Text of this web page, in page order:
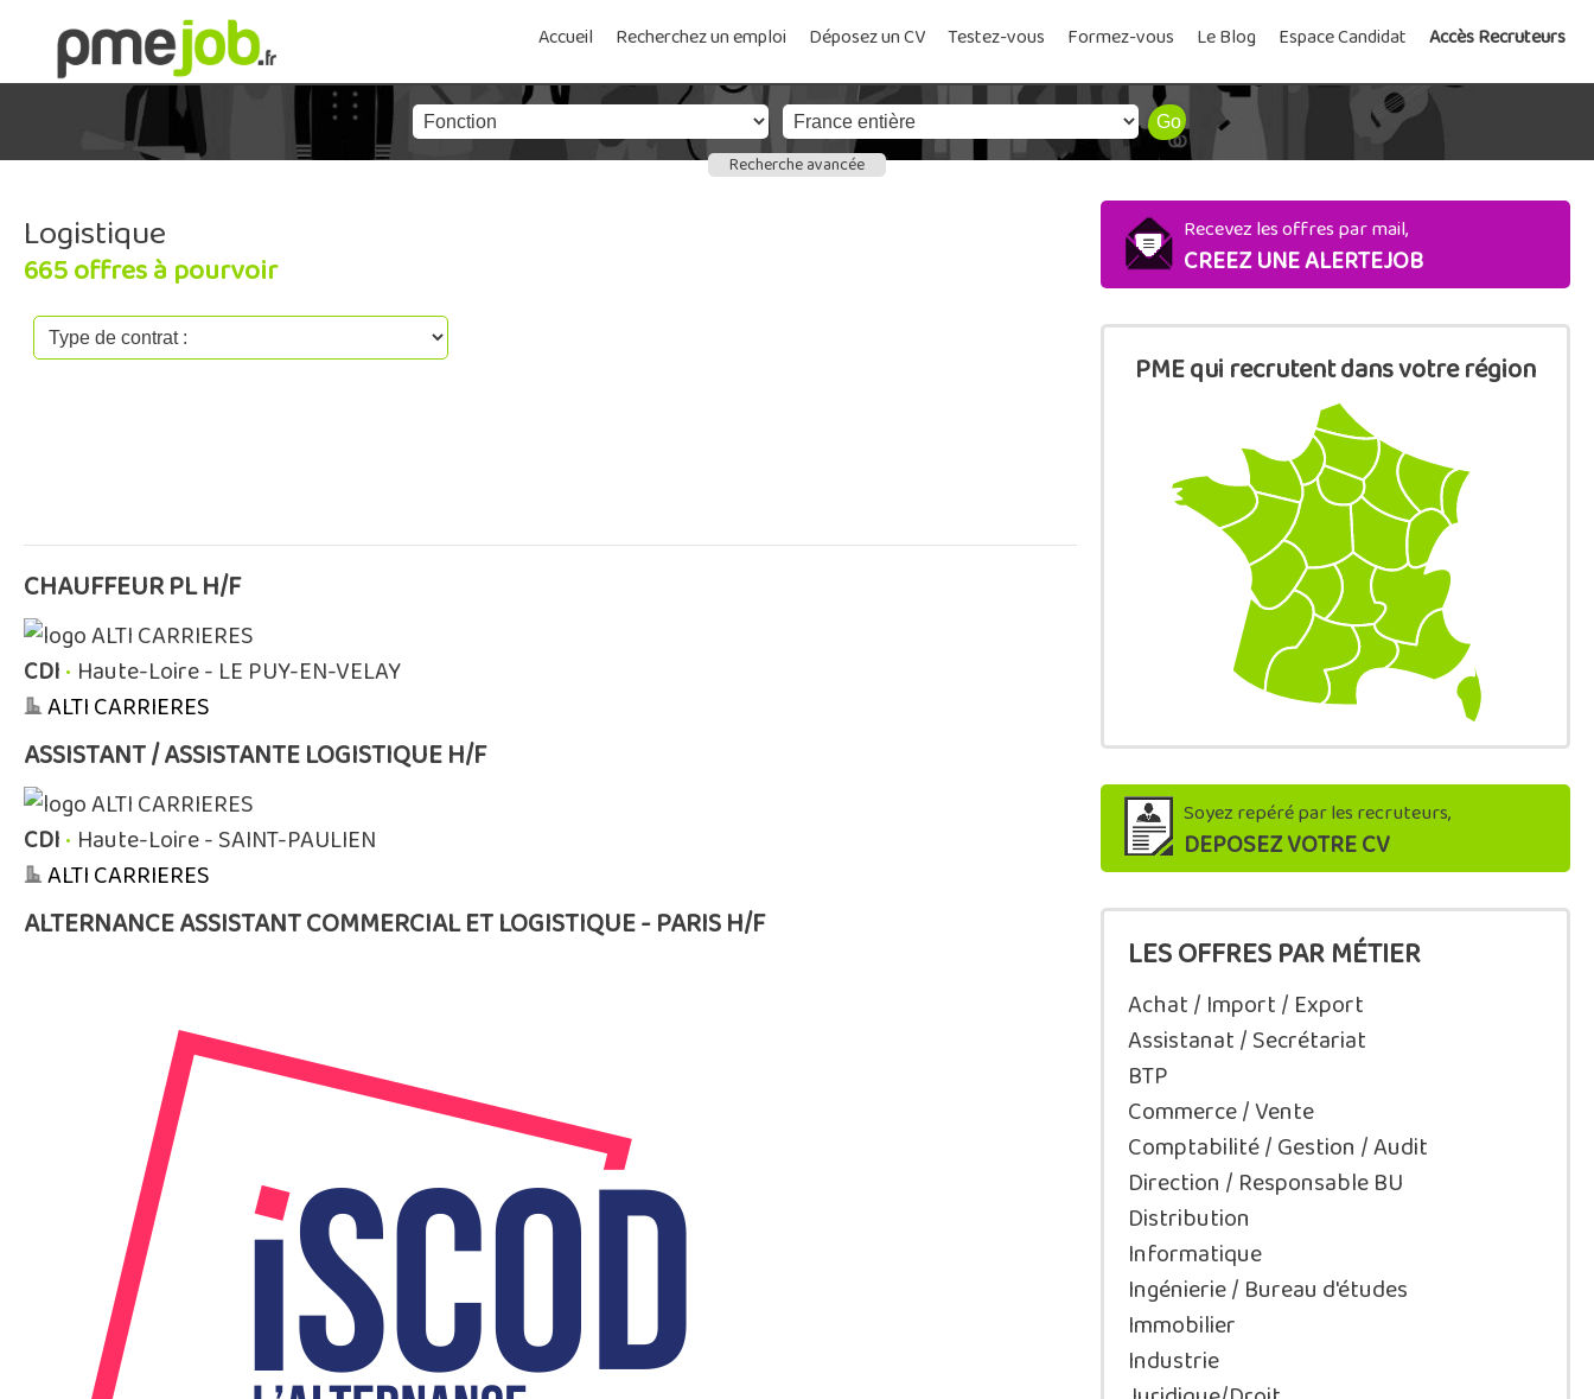
Accueil Recherchez un emploi Déposez un CV Testez-vous Formez-vous Le Blog Espace Candidat Accès Recruteurs
Recherche avancée
Logistique
665 offres à pourvoir
CHAUFFEUR PL H/F
CDI• Haute-Loire - LE PUY-EN-VELAY
ALTI CARRIERES
ASSISTANT / ASSISTANTE LOGISTIQUE H/F
CDI• Haute-Loire - SAINT-PAULIEN
ALTI CARRIERES
ALTERNANCE ASSISTANT COMMERCIAL ET LOGISTIQUE - PARIS H/F
Recevez les offres par mail,
CREEZ UNE ALERTEJOB
PME qui recrutent dans votre région
Soyez repéré par les recruteurs,
DEPOSEZ VOTRE CV
LES OFFRES PAR MÉTIER
Achat / Import / Export
Assistanat / Secrétariat
BTP
Commerce / Vente
Comptabilité / Gestion / Audit
Direction / Responsable BU
Distribution
Informatique
Ingénierie / Bureau d'études
Immobilier
Industrie